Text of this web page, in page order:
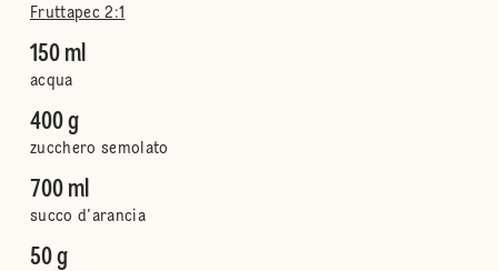
Fruttapec 2:1
150 ml
acqua
400 g
zucchero semolato
700 ml
succo d'arancia
50 g